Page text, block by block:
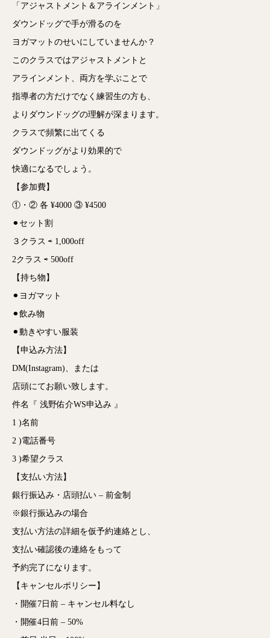
「アジャストメント＆アラインメント」
ダウンドッグで手が滑るのを
ヨガマットのせいにしていませんか？
このクラスではアジャストメントと
アラインメント、両方を学ぶことで
指導者の方だけでなく練習生の方も、
よりダウンドッグの理解が深まります。
クラスで頻繁に出てくる
ダウンドッグがより効果的で
快適になるでしょう。
【参加費】
①・② 各 ¥4000 ③ ¥4500
⚫︎セット割
３クラス ⇨ 1,000off
2クラス ⇨ 500off
【持ち物】
⚫︎ヨガマット
⚫︎飲み物
⚫︎動きやすい服装
【申込み方法】
DM(Instagram)、または
店頭にてお願い致します。
件名『 浅野佑介WS申込み 』
1 )名前
2 )電話番号
3 )希望クラス
【支払い方法】
銀行振込み・店頭払い – 前金制
※銀行振込みの場合
支払い方法の詳細を仮予約連絡とし、
支払い確認後の連絡をもって
予約完了になります。
【キャンセルポリシー】
・開催7日前 – キャンセル料なし
・開催4日前 – 50%